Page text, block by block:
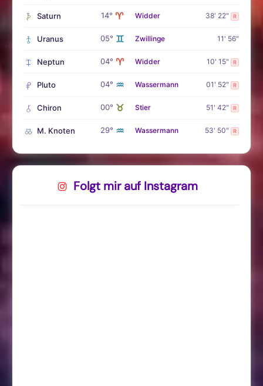
Saturn 14° ♈ Widder 38' 22" R
Uranus 05° ♊ Zwillinge 11' 56"
Neptun 04° ♈ Widder 10' 15" R
Pluto 04° ♒ Wassermann 01' 52" R
Chiron 00° ♉ Stier 51' 42" R
M. Knoten 29° ♒ Wassermann 53' 50" R
Folgt mir auf Instagram